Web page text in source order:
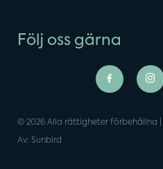
Följ oss gärna
© 2026 Alla rättigheter förbehållna |
Av: Sunbird